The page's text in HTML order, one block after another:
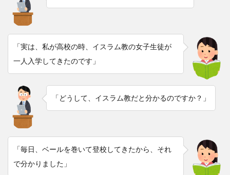
「実は、私が高校の時、イスラム教の女子生徒が
一人入学してきたのです」
「どうして、イスラム教だと分かるのですか？」
「毎日、ベールを巻いて登校してきたから、それ
で分かりました」